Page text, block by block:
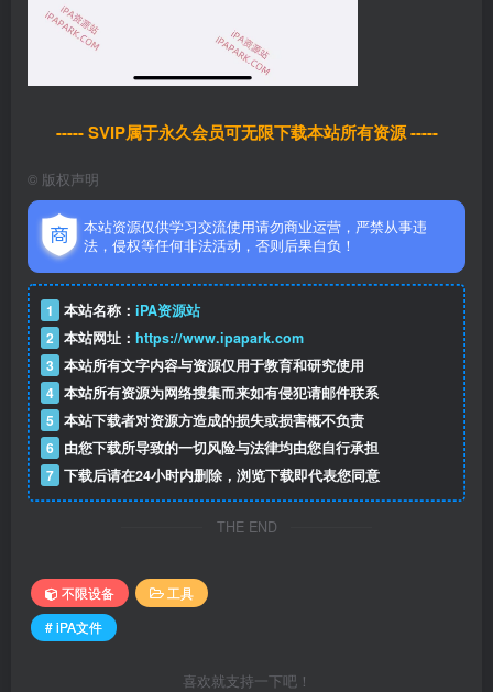
----- SVIP属于永久会员可无限下载本站所有资源 -----
© 版权声明
本站资源仅供学习交流使用请勿商业运营，严禁从事违
法，侵权等任何非法活动，否则后果自负！
1 本站名称： iPA资源站
2 本站网址： https://www.ipapark.com
3 本站所有文字内容与资源仅用于教育和研究使用
4 本站所有资源为网络搜集而来如有侵犯请邮件联系
5 本站下载者对资源方造成的损失或损害概不负责
6 由您下载所导致的一切风险与法律均由您自行承担
7 下载后请在24小时内删除，浏览下载即代表您同意
THE END
不限设备
工具
# iPA文件
喜欢就支持一下吧！